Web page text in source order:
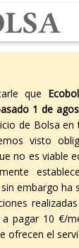
que
1 de
de Bolsa
visto
no es viable
embargo ha
pagar 10 €/
ofrecen el